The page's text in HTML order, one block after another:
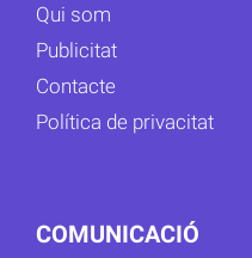
Qui som
Publicitat
Contacte
Política de privacitat
COMUNICACIÓ